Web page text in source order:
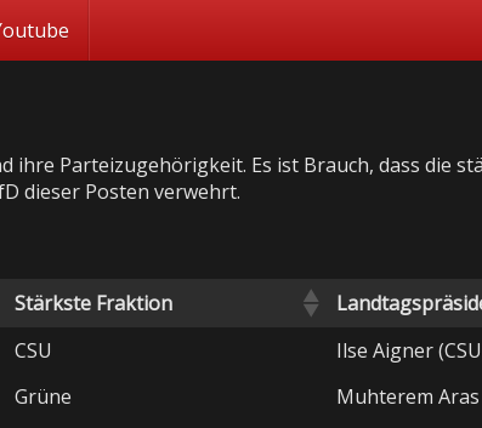
ihre Parteizugehörigkeit. Es ist Brauch, dass die
dieser Posten verwehrt.
Stärkste Fraktion
CSU Ilse Aigner
Grüne Muhterem